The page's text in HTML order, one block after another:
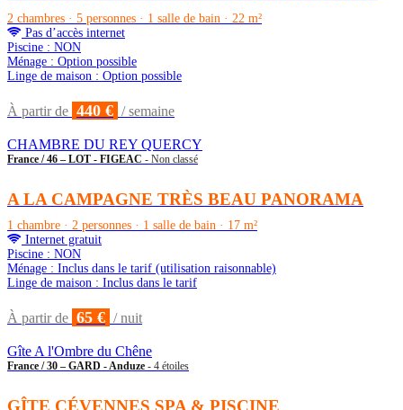
2 chambres · 5 personnes · 1 salle de bain · 22 m²
Pas d’accès internet
Piscine : NON
Ménage : Option possible
Linge de maison : Option possible
À partir de 440 € / semaine
CHAMBRE DU REY QUERCY
France / 46 – LOT - FIGEAC - Non classé
A LA CAMPAGNE TRÈS BEAU PANORAMA
1 chambre · 2 personnes · 1 salle de bain · 17 m²
Internet gratuit
Piscine : NON
Ménage : Inclus dans le tarif (utilisation raisonnable)
Linge de maison : Inclus dans le tarif
À partir de 65 € / nuit
Gîte A l'Ombre du Chêne
France / 30 – GARD - Anduze - 4 étoiles
GÎTE CÉVENNES SPA & PISCINE